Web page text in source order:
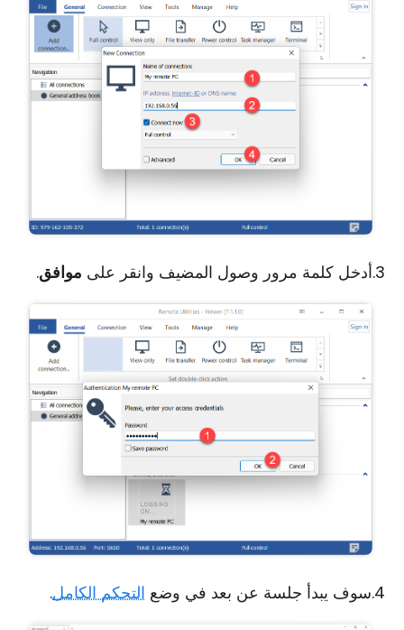
أدخل كلمة مرور وصول المضيف وانقر على موافق.
سوف يبدأ جلسة عن بعد في وضع التحكم الكامل.